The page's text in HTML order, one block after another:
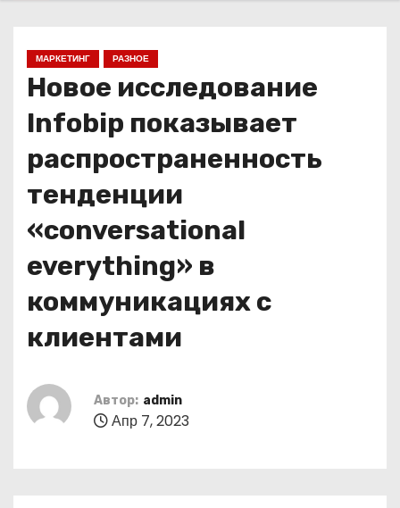
МАРКЕТИНГ РАЗНОЕ
Новое исследование
Infobip показывает
распространенность
тенденции
«conversational
everything» в
коммуникациях с
клиентами
Автор: admin
Апр 7, 2023